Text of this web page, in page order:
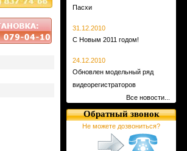
Пасхи
31.12.2010
С Новым 2011 годом!
24.12.2010
Обновлен модельный ряд
видеорегистраторов
Все новости...
Обратный звонок
Не можете дозвониться?